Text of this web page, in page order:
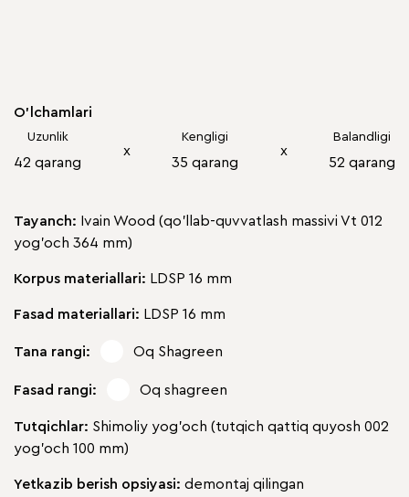
O'lchamlari
Uzunlik
42 qarang
х
Kengligi
35 qarang
х
Balandligi
52 qarang
Tayanch: Ivain Wood (qo'llab-quvvatlash massivi Vt 012
yog'och 364 mm)
Korpus materiallari: LDSP 16 mm
Fasad materiallari: LDSP 16 mm
Tana rangi: Oq Shagreen
Fasad rangi: Oq shagreen
Tutqichlar: Shimoliy yog'och (tutqich qattiq quyosh 002
yog'och 100 mm)
Yetkazib berish opsiyasi: demontaj qilingan